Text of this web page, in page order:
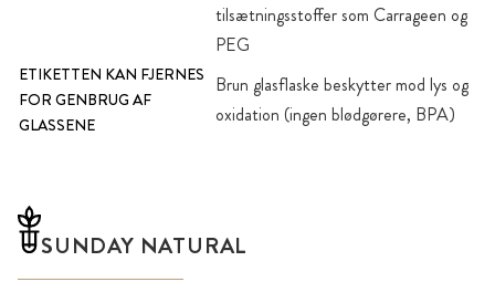
tilsætningsstoffer som Carrageen og
PEG
ETIKETTEN KAN FJERNES
FOR GENBRUG AF
GLASSENE
Brun glasflaske beskytter mod lys og
oxidation (ingen blødgørere, BPA)
SUNDAY NATURAL